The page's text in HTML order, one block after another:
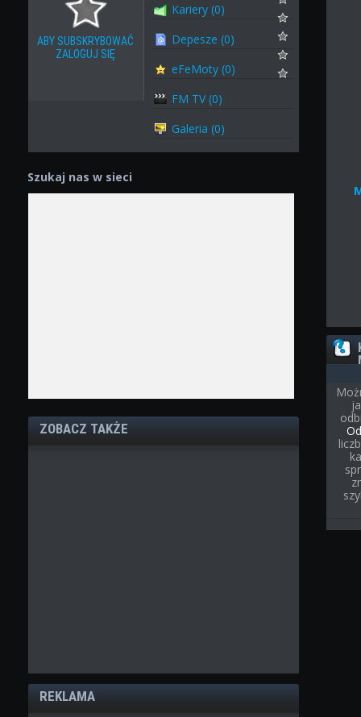
ABY SUBSKRYBOWAĆ
ZALOGUJ SIĘ
Kariery (0)
Depesze (0)
eFeMoty (0)
FM TV (0)
Galeria (0)
Szukaj nas w sieci
ZOBACZ TAKŻE
REKLAMA